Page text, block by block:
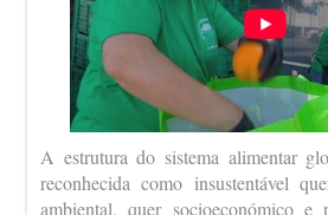
A estrutura do sistema alimentar
reconhecida como insustentável
ambiental, quer socioeconómico e